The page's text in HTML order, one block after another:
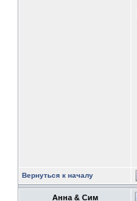
Вернуться к началу
Анна & Сим